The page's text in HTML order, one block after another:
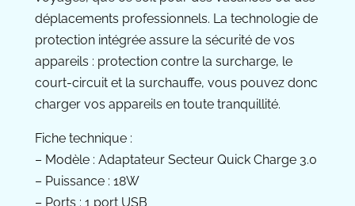
déplacements professionnels. La technologie de
protection intégrée assure la sécurité de vos
appareils : protection contre la surcharge, le
court-circuit et la surchauffe, vous pouvez donc
charger vos appareils en toute tranquillité.
Fiche technique :
– Modèle : Adaptateur Secteur Quick Charge 3.0
– Puissance : 18W
– Ports : 1 port USB